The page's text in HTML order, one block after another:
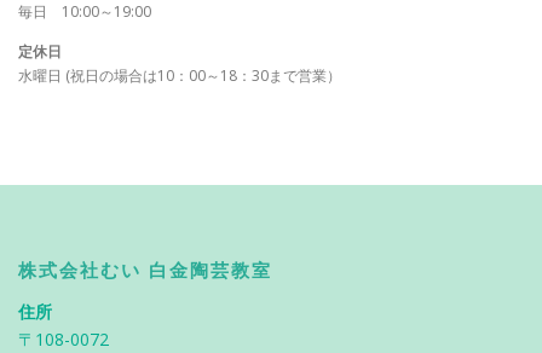
毎日 10:00～19:00
定休日
水曜日 (祝日の場合は10：00～18：30まで営業）
株式会社むい 白金陶芸教室
住所
〒108-0072